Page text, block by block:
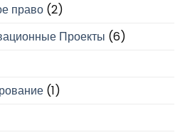
право (2)
Проекты (6)
(1)